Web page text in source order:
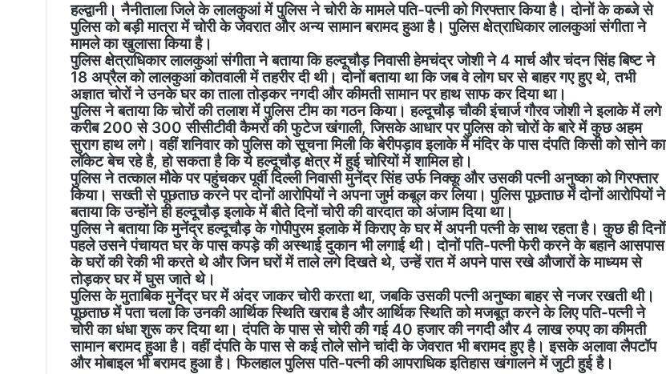
हल्द्वानी। नैनीताला जिले के लालकुआं में पुलिस ने चोरी के मामले पति-पत्नी को गिरफ्तार किया है। दोनों के कब्जे से
पुलिस को बड़ी मात्रा में चोरी के जेवरात और अन्य सामान बरामद हुआ है। पुलिस क्षेत्राधिकार लालकुआं संगीता ने
मामले का खुलासा किया है।
पुलिस क्षेत्राधिकार लालकुआं संगीता ने बताया कि हल्दूचौड़ निवासी हेमचंद्र जोशी ने 4 मार्च और चंदन सिंह बिष्ट ने
18 अप्रैल को लालकुआं कोतवाली में तहरीर दी थी। दोनों बताया था कि जब वे लोग घर से बाहर गए हुए थे, तभी
अज्ञात चोरों ने उनके घर का ताला तोड़कर नगदी और कीमती सामान पर हाथ साफ कर दिया था।
पुलिस ने बताया कि चोरों की तलाश में पुलिस टीम का गठन किया। हल्दूचौड़ चौकी इंचार्ज गौरव जोशी ने इलाके में लगे
करीब 200 से 300 सीसीटीवी कैमरों की फुटेज खंगाली, जिसके आधार पर पुलिस को चोरों के बारे में कुछ अहम
सुराग हाथ लगे। वहीं शनिवार को पुलिस को सूचना मिली कि बेरीपड़ाव इलाके में मंदिर के पास दंपति किसी को सोने का
लॉकेट बेच रहे है, हो सकता है कि ये हल्दूचौड़ क्षेत्र में हुई चोरियों में शामिल हो।
पुलिस ने तत्काल मौके पर पहुंचकर पूर्वी दिल्ली निवासी मुनेंद्र सिंह उर्फ निक्कू और उसकी पत्नी अनुष्का को गिरफ्तार
किया। सख्ती से पूछताछ करने पर दोनों आरोपियों ने अपना जुर्म कबूल कर लिया। पुलिस पूछताछ में दोनों आरोपियों ने
बताया कि उन्होंने ही हल्दूचौड़ इलाके में बीते दिनों चोरी की वारदात को अंजाम दिया था।
पुलिस ने बताया कि मुनेंद्र हल्दूचौड़ के गोपीपुरम इलाके में किराए के घर में अपनी पत्नी के साथ रहता है। कुछ ही दिनों
पहले उसने पंचायत घर के पास कपड़े की अस्थाई दुकान भी लगाई थी। दोनों पति-पत्नी फेरी करने के बहाने आसपास
के घरों की रेकी भी करते थे और जिन घरों में ताले लगे दिखते थे, उन्हें रात में अपने पास रखे औजारों के माध्यम से
तोड़कर घर में घुस जाते थे।
पुलिस के मुताबिक मुनेंद्र घर में अंदर जाकर चोरी करता था, जबकि उसकी पत्नी अनुष्का बाहर से नजर रखती थी।
पूछताछ में पता चला कि उनकी आर्थिक स्थिति खराब है और आर्थिक स्थिति को मजबूत करने के लिए पति-पत्नी ने
चोरी का धंधा शुरू कर दिया था। दंपति के पास से चोरी की गई 40 हजार की नगदी और 4 लाख रुपए का कीमती
सामान बरामद हुआ है। वहीं दंपति के पास से कई तोले सोने चांदी के जेवरात भी बरामद हुए है। इसके अलावा लैपटॉप
और मोबाइल भी बरामद हुआ है। फिलहाल पुलिस पति-पत्नी की आपराधिक इतिहास खंगालने में जुटी हुई है।